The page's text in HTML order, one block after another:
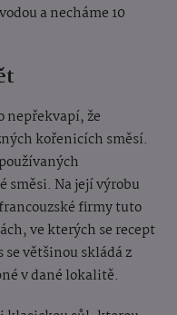
a necháme 10
nepřekvapí, že
kořenicích směsí.
Na její výrobu
firmy tuto
ve kterých se recept
se většinou skládá z
v dané lokalitě.